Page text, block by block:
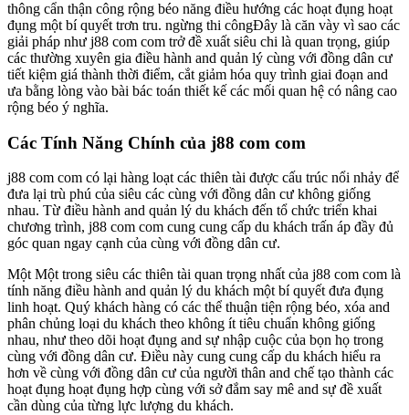
thông cẩn thận công rộng béo năng điều hướng các hoạt đụng hoạt
đụng một bí quyết trơn tru. ngừng thi côngĐây là căn vày vì sao các
giải pháp như j88 com com trở đề xuất siêu chi là quan trọng, giúp
các thường xuyên gia điều hành and quản lý cùng với đồng dân cư
tiết kiệm giá thành thời điểm, cắt giảm hóa quy trình giai đoạn and
ưa bằng lòng vào bài bác toán thiết kế các mối quan hệ có nâng cao
rộng béo ý nghĩa.
Các Tính Năng Chính của j88 com com
j88 com com có lại hàng loạt các thiên tài được cấu trúc nổi nhảy để
đưa lại trù phú của siêu các cùng với đồng dân cư không giống
nhau. Từ điều hành and quản lý du khách đến tổ chức triển khai
chương trình, j88 com com cung cung cấp du khách trấn áp đầy đủ
góc quan ngay cạnh của cùng với đồng dân cư.
Một Một trong siêu các thiên tài quan trọng nhất của j88 com com là
tính năng điều hành and quản lý du khách một bí quyết đưa đụng
linh hoạt. Quý khách hàng có các thể thuận tiện rộng béo, xóa and
phân chủng loại du khách theo không ít tiêu chuẩn không giống
nhau, như theo dõi hoạt đụng and sự nhập cuộc của bọn họ trong
cùng với đồng dân cư. Điều này cung cung cấp du khách hiểu ra
hơn về cùng với đồng dân cư của người thân and chế tạo thành các
hoạt đụng hoạt đụng hợp cùng với sở đắm say mê and sự đề xuất
cần dùng của từng lực lượng du khách.